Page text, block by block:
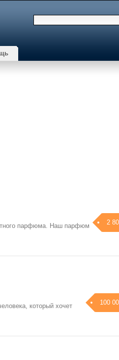
2
парфюма. Наш парфюм
100
который хочет